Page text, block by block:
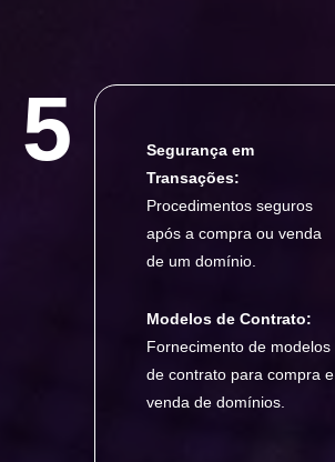
5
Segurança em
Transações:
Procedimentos seguros
após a compra ou venda
de um domínio.
Modelos de Contrato:
Fornecimento de modelos
de contrato para compra e
venda de domínios.